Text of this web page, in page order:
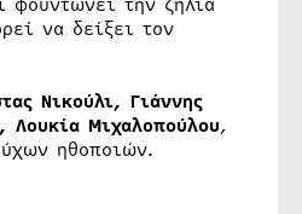
να δείξει τον
Νικούλι, Γιάννης
Μιχαλοπούλου,
ηθοποιών.